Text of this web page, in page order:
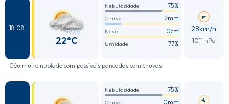
18.08
22°C
Nebulosidade 75%
Chuva 2mm
Neve 0cm
Umidade 77%
28km/h
1011 hPa
Céu muito nublado com possíveis pancadas com chuvas
Nebulosidade 75%
0mm